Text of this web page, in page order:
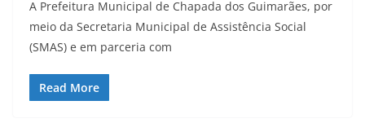
A Prefeitura Municipal de Chapada dos Guimarães, por
meio da Secretaria Municipal de Assistência Social
(SMAS) e em parceria com
Read More